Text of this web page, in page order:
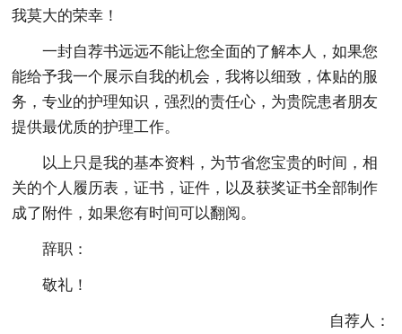
我莫大的荣幸！
一封自荐书远远不能让您全面的了解本人，如果您
能给予我一个展示自我的机会，我将以细致，体贴的服
务，专业的护理知识，强烈的责任心，为贵院患者朋友
提供最优质的护理工作。
以上只是我的基本资料，为节省您宝贵的时间，相
关的个人履历表，证书，证件，以及获奖证书全部制作
成了附件，如果您有时间可以翻阅。
辞职：
敬礼！
自荐人：